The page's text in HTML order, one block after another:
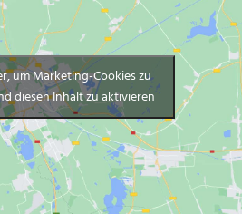
um Marketing-Cookies zu
diesen Inhalt zu aktivieren